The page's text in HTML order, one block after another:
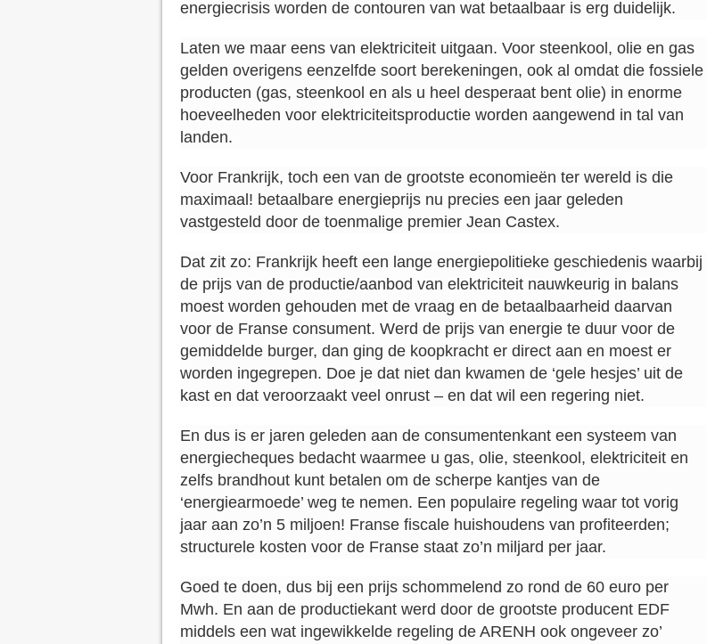
energiecrisis worden de contouren van wat betaalbaar is erg duidelijk.
Laten we maar eens van elektriciteit uitgaan. Voor steenkool, olie en gas
gelden overigens eenzelfde soort berekeningen, ook al omdat die fossiele
producten (gas, steenkool en als u heel desperaat bent olie) in enorme
hoeveelheden voor elektriciteitsproductie worden aangewend in tal van
landen.
Voor Frankrijk, toch een van de grootste economieën ter wereld is die
maximaal! betaalbare energieprijs nu precies een jaar geleden
vastgesteld door de toenmalige premier Jean Castex.
Dat zit zo: Frankrijk heeft een lange energiepolitieke geschiedenis waarbij
de prijs van de productie/aanbod van elektriciteit nauwkeurig in balans
moest worden gehouden met de vraag en de betaalbaarheid daarvan
voor de Franse consument. Werd de prijs van energie te duur voor de
gemiddelde burger, dan ging de koopkracht er direct aan en moest er
worden ingegrepen. Doe je dat niet dan kwamen de ‘gele hesjes’ uit de
kast en dat veroorzaakt veel onrust – en dat wil een regering niet.
En dus is er jaren geleden aan de consumentenkant een systeem van
energiecheques bedacht waarmee u gas, olie, steenkool, elektriciteit en
zelfs brandhout kunt betalen om de scherpe kantjes van de
‘energiearmoede’ weg te nemen. Een populaire regeling waar tot vorig
jaar aan zo’n 5 miljoen! Franse fiscale huishoudens van profiteerden;
structurele kosten voor de Franse staat zo’n miljard per jaar.
Goed te doen, dus bij een prijs schommelend zo rond de 60 euro per
Mwh. En aan de productiekant werd door de grootste producent EDF
middels een wat ingewikkelde regeling de ARENH ook ongeveer zo’